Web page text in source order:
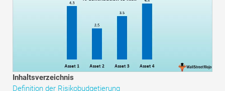
Finanzkarriere-Leitfäden
Ressourcen für die Finanzzertifizierung
Vollständige Form
Inhaltsverzeichnis
Definition der Risikobudgetierung